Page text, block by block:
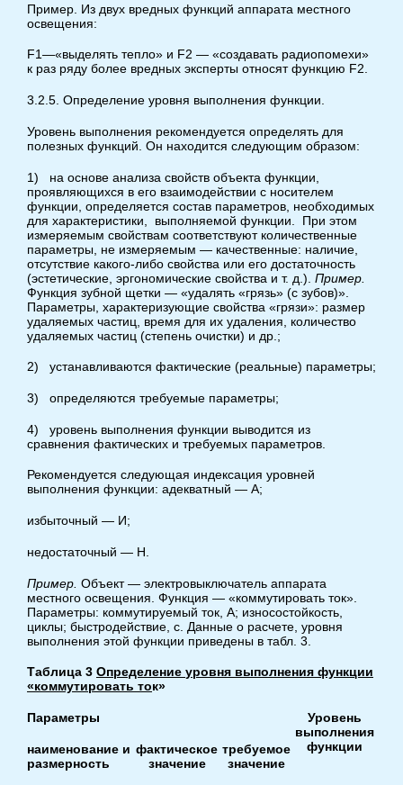
Пример. Из двух вредных функций аппарата местного
освещения:
F1—«выделять тепло» и F2 — «создавать радиопомехи»
к раз ряду более вредных эксперты относят функцию F2.
3.2.5. Определение уровня выполнения функции.
Уровень выполнения рекомендуется определять для
полезных функций. Он находится следующим образом:
1) на основе анализа свойств объекта функции,
проявляющихся в его взаимодействии с носителем
функции, определяется состав параметров, необходимых
для характеристики, выполняемой функции. При этом
измеряемым свойствам соответствуют количественные
параметры, не измеряемым — качественные: наличие,
отсутствие какого-либо свойства или его достаточность
(эстетические, эргономические свойства и т. д.). Пример.
Функция зубной щетки — «удалять «грязь» (с зубов)».
Параметры, характеризующие свойства «грязи»: размер
удаляемых частиц, время для их удаления, количество
удаляемых частиц (степень очистки) и др.;
2) устанавливаются фактические (реальные) параметры;
3) определяются требуемые параметры;
4) уровень выполнения функции выводится из
сравнения фактических и требуемых параметров.
Рекомендуется следующая индексация уровней
выполнения функции: адекватный — А;
избыточный — И;
недостаточный — Н.
Пример. Объект — электровыключатель аппарата
местного освещения. Функция — «коммутировать ток».
Параметры: коммутируемый ток, А; износостойкость,
циклы; быстродействие, с. Данные о расчете, уровня
выполнения этой функции приведены в табл. 3.
Таблица 3 Определение уровня выполнения функции
«коммутировать ток»
Параметры
Уровень
выполнения
функции
наименование и
размерность
фактическое
значение
требуемое
значение